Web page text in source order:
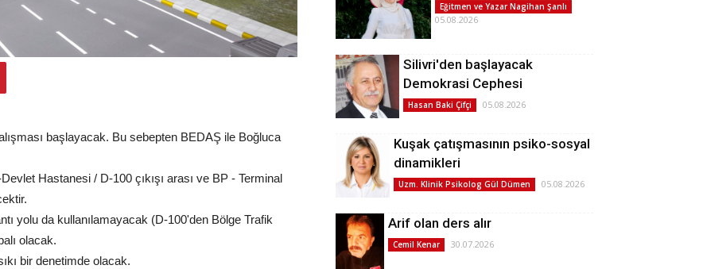
başlayacak. Bu sebepten BEDAŞ ile Boğluca
Hastanesi / D-100 çıkışı arası ve BP - Terminal
yolu da kullanılamayacak (D-100'den Bölge Trafik
olacak.
bir denetimde olacak.
Eğitmen ve Yazar Nagihan Şanlı
05.08.2026
Silivri'den başlayacak
Demokrasi Cephesi
Hasan Baki Çifçi 05.08.2026
Kuşak çatışmasının psiko-sosyal
dinamikleri
Uzm. Klinik Psikolog Gül Dümen 05.08.2026
Arif olan ders alır
Cemil Kenar 30.07.2026